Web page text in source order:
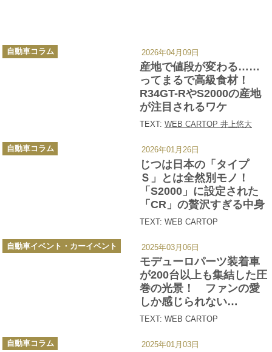
産地で値段が変わる……
ってまるで高級食材！
R34GT-RやS2000の産地
が注目されるワケ
TEXT: WEB CARTOP 井上悠大
カ
テ
自動車コラム 2026年04月09日
じつは日本の「タイプ
Ｓ」とは全然別モノ！
「S2000」に設定された
「CR」の贅沢すぎる中身
TEXT: WEB CARTOP
カ
テ
自動車コラム 2026年01月26日
モデューロパーツ装着車
が200台以上も集結した圧
巻の光景！ ファンの愛
しか感じられない
「Modulo THANKS DAY
TEXT: WEB CARTOP
カ
テ
自動車イベント・カーイベント 2025年03月06日
カ
テ
自動車コラム 2025年01月03日